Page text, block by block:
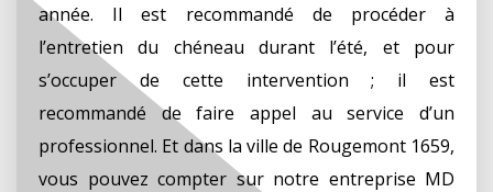
année. Il est recommandé de procéder à
l’entretien du chéneau durant l’été, et pour
s’occuper de cette intervention ; il est
recommandé de faire appel au service d’un
professionnel. Et dans la ville de Rougemont 1659,
vous pouvez compter sur notre entreprise MD